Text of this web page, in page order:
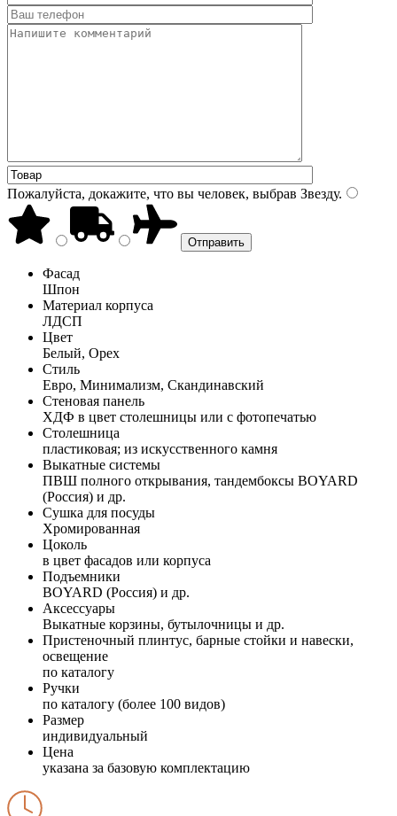
Пожалуйста, докажите, что вы человек, выбрав Звезду.
Фасад
Шпон
Материал корпуса
ЛДСП
Цвет
Белый, Орех
Стиль
Евро, Минимализм, Скандинавский
Стеновая панель
ХДФ в цвет столешницы или с фотопечатью
Столешница
пластиковая; из искусственного камня
Выкатные системы
ПВШ полного открывания, тандембоксы BOYARD
(Россия) и др.
Сушка для посуды
Хромированная
Цоколь
в цвет фасадов или корпуса
Подъемники
BOYARD (Россия) и др.
Аксессуары
Выкатные корзины, бутылочницы и др.
Пристеночный плинтус, барные стойки и навески,
освещение
по каталогу
Ручки
по каталогу (более 100 видов)
Размер
индивидуальный
Цена
указана за базовую комплектацию